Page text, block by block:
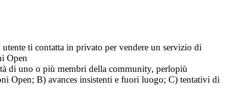
ti contatta in privato per vendere un servizio di
Open
di uno o più membri della community, perlopiù
Open; B) avances insistenti e fuori luogo; C) tentativi di